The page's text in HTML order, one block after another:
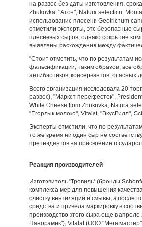
на развес без даты изготовления,
Zhukovka, "Атон", Natura selection,
использование плесени Geotrichum
отметили эксперты, это безопасные
плесневых сыров, однако сокрытие
выявлены расхождения между
"Стоит отметить, что по результатам
фальсификации, таким образом, все
антибиотиков, консервантов, опасных
Всего организация исследовала 20
развес), "Маркет перекресток",
White Cheese from Zhukovka, Natura
"Егорлык молоко", Vitalat, "ВкусВилл",
Эксперты отметили, что по
то же время ни один сыр не
претендентов на присвоение
Реакция производителей
Изготовитель "Тревиль" (бренды
комплекса мер для повышения
очистку вентиляции и смывы, а после
средства и привела маркировку в
производство этого сыра еще в
Панорамик"), Vitalat (ООО "Мега